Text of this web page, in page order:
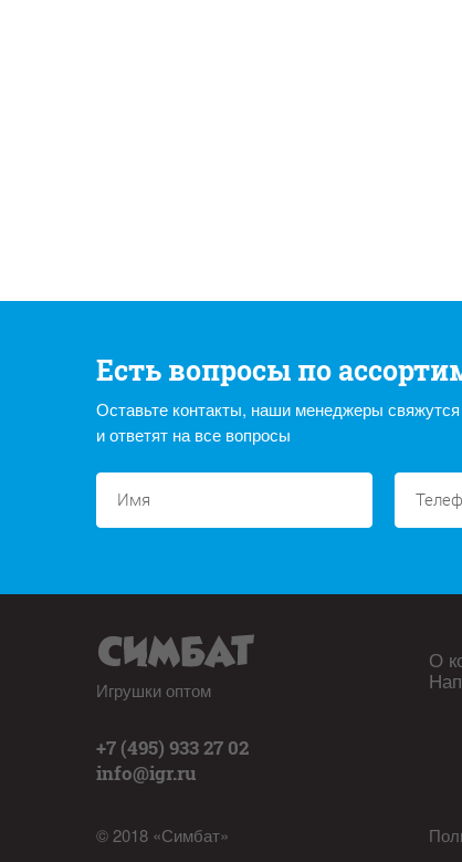
Есть вопросы по
Оставьте контакты, наши менеджеры
и ответят на все вопросы
Игрушки оптом
+7 (495) 933 27 02
info@igr.ru
© 2018 «Симбат»
О